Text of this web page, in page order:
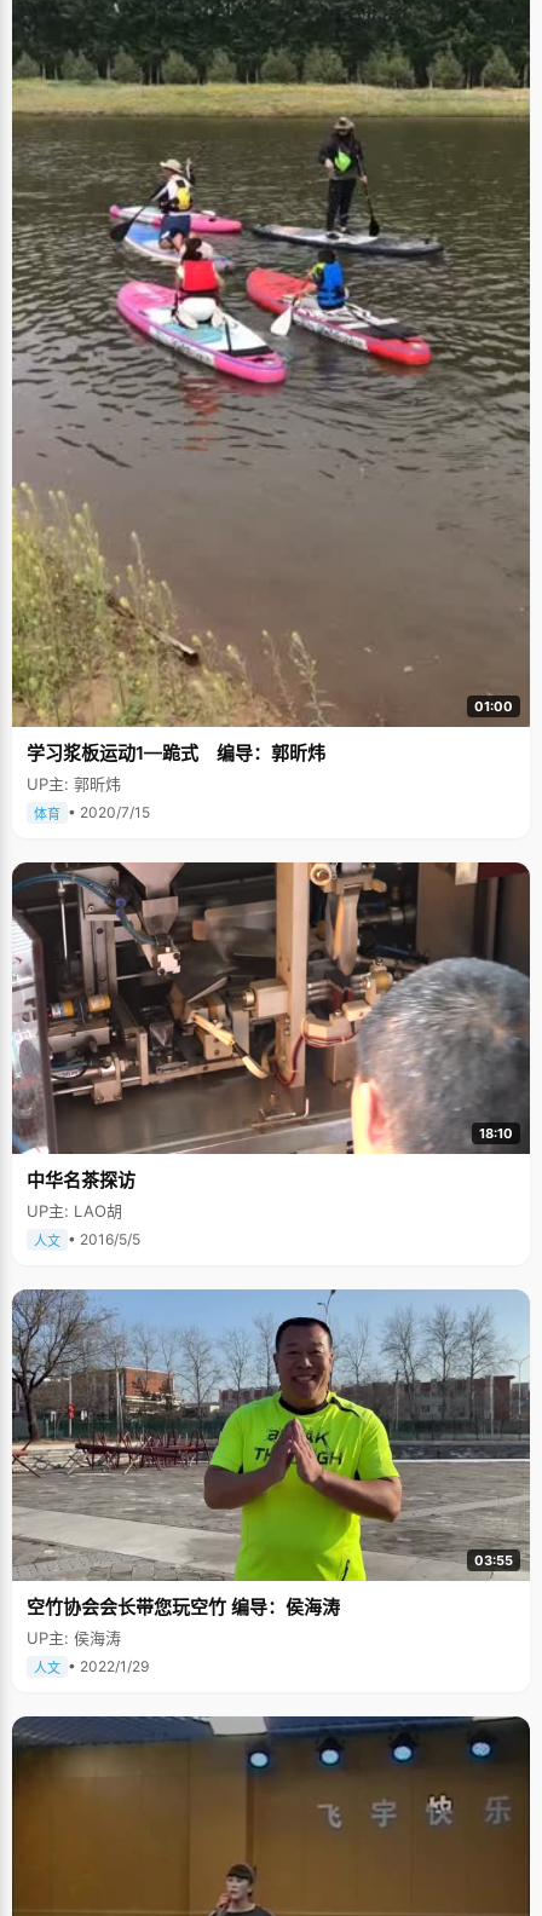
01:00
学习浆板运动1—跪式 编导：郭昕炜
UP主: 郭昕炜
体育 • 2020/7/15
18:10
中华名茶探访
UP主: LAO胡
人文 • 2016/5/5
03:55
空竹协会会长带您玩空竹 编导：侯海涛
UP主: 侯海涛
人文 • 2022/1/29